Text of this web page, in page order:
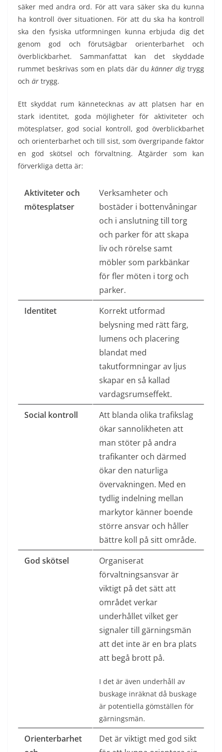
säker med andra ord. För att vara säker ska du kunna
ha kontroll över situationen. För att du ska ha kontroll
ska den fysiska utformningen kunna erbjuda dig det
genom god och förutsägbar orienterbarhet och
överblickbarhet. Sammanfattat kan det skyddade
rummet beskrivas som en plats där dukänner digtrygg
och är trygg.
Ett skyddat rum kännetecknas av att platsen har en
stark identitet, goda möjligheter för aktiviteter och
mötesplatser, god social kontroll, god överblickbarhet
och orienterbarhet och till sist, som övergripande faktor
en god skötsel och förvaltning. Åtgärder som kan
förverkliga detta är:
Aktiviteter och
mötesplatser
Verksamheter och
bostäder i bottenvåningar
och i anslutning till torg
och parker för att skapa
liv och rörelse samt
möbler som parkbänkar
för fler möten i torg och
parker.
Identitet
Korrekt utformad
belysning med rätt färg,
lumens och placering
blandat med
takutformningar av ljus
skapar en så kallad
vardagsrumseffekt.
Social kontroll
Att blanda olika trafikslag
ökar sannolikheten att
man stöter på andra
trafikanter och därmed
ökar den naturliga
övervakningen. Med en
tydlig indelning mellan
markytor känner boende
större ansvar och håller
bättre koll på sitt område.
God skötsel
Organiserat
förvaltningsansvar är
viktigt på det sätt att
området verkar
underhållet vilket ger
signaler till gärningsmän
att det inte är en bra plats
att begå brott på.
I det är även underhåll av
buskage inräknat då buskage
är potentiella gömställen för
gärningsmän.
Orienterbarhet
Det är viktigt med god sikt